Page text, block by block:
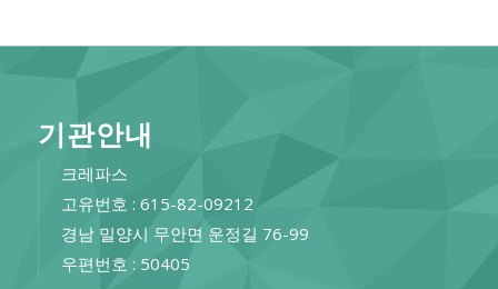
기관안내
크레파스
고유번호 : 615-82-09212
경남 밀양시 무안면 운정길 76-99
우편번호 : 50405